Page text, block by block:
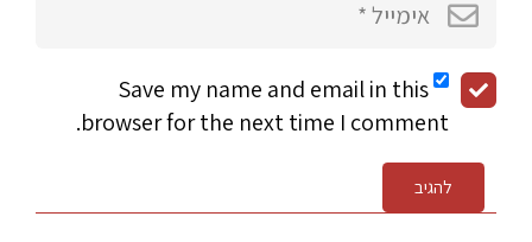
Save my name and email in this
browser for the next time I comment.
להגיב